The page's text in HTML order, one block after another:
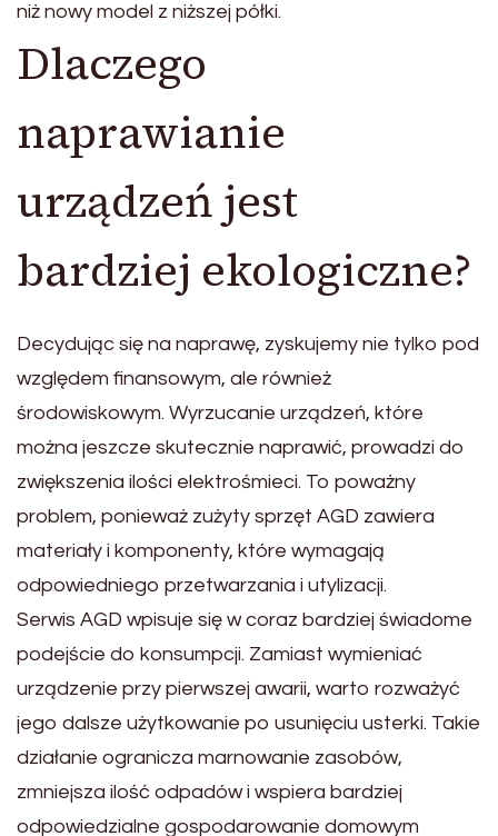
niż nowy model z niższej półki.
Dlaczego
naprawianie
urządzeń jest
bardziej ekologiczne?
Decydując się na naprawę, zyskujemy nie tylko pod
względem finansowym, ale również
środowiskowym. Wyrzucanie urządzeń, które
można jeszcze skutecznie naprawić, prowadzi do
zwiększenia ilości elektrośmieci. To poważny
problem, ponieważ zużyty sprzęt AGD zawiera
materiały i komponenty, które wymagają
odpowiedniego przetwarzania i utylizacji.
Serwis AGD wpisuje się w coraz bardziej świadome
podejście do konsumpcji. Zamiast wymieniać
urządzenie przy pierwszej awarii, warto rozważyć
jego dalsze użytkowanie po usunięciu usterki. Takie
działanie ogranicza marnowanie zasobów,
zmniejsza ilość odpadów i wspiera bardziej
odpowiedzialne gospodarowanie domowym